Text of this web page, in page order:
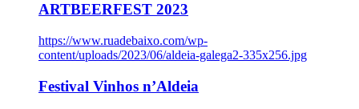
ARTBEERFEST 2023
https://www.ruadebaixo.com/wp-
content/uploads/2023/06/aldeia-galega2-335x256.jpg
Festival Vinhos n’Aldeia